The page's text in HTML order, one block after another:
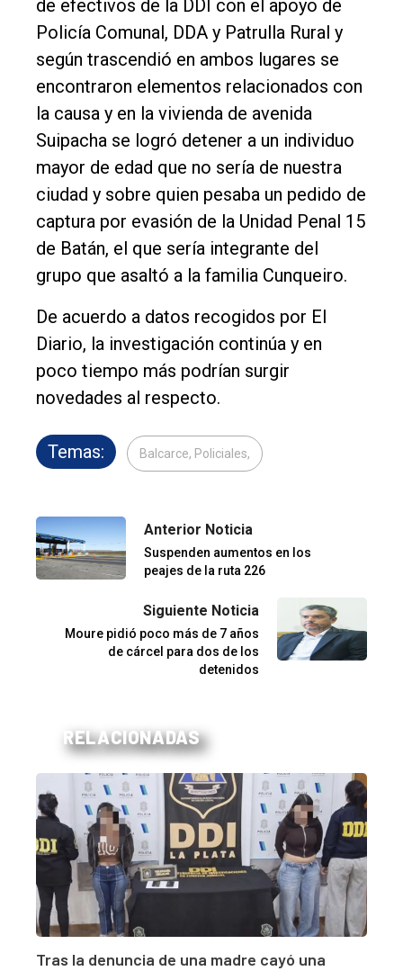
de efectivos de la DDI con el apoyo de
Policía Comunal, DDA y Patrulla Rural y
según trascendió en ambos lugares se
encontraron elementos relacionados con
la causa y en la vivienda de avenida
Suipacha se logró detener a un individuo
mayor de edad que no sería de nuestra
ciudad y sobre quien pesaba un pedido de
captura por evasión de la Unidad Penal 15
de Batán, el que sería integrante del
grupo que asaltó a la familia Cunqueiro.
De acuerdo a datos recogidos por El
Diario, la investigación continúa y en
poco tiempo más podrían surgir
novedades al respecto.
Temas: Balcarce, Policiales,
Anterior Noticia
Suspenden aumentos en los
peajes de la ruta 226
Siguiente Noticia
Moure pidió poco más de 7 años
de cárcel para dos de los
detenidos
RELACIONADAS
Tras la denuncia de una madre cayó una